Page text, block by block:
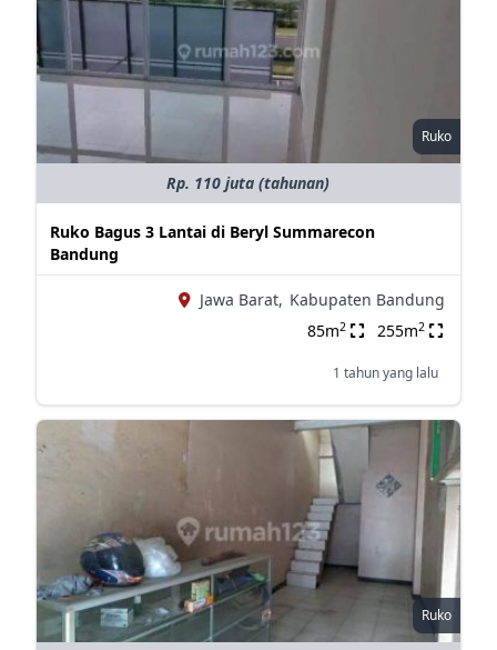
Ruko
Rp. 110 juta (tahunan)
Ruko Bagus 3 Lantai di Beryl Summarecon
Bandung
Jawa Barat, Kabupaten Bandung
85m2 255m2
1 tahun yang lalu
Ruko